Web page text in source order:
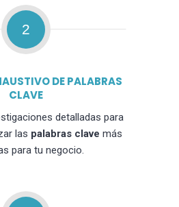
2
DE PALABRAS
CLAVE
detalladas para
las palabras clave más
para tu negocio.